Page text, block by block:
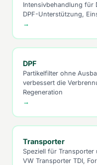
Intensivbehandlung für
DPF-Unterstützung,
→
DPF
Partikelfilter ohne
verbessert die
Regeneration
→
Transporter
Speziell für
VW Transporter TDI,